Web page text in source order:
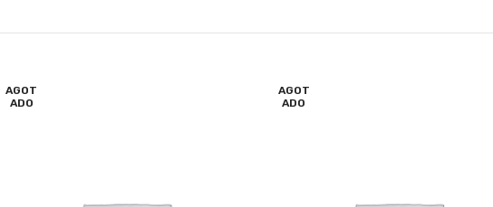
AGOT
ADO
AGOT
ADO